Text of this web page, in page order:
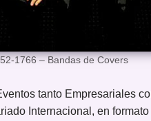
1766 – Bandas de Covers
tanto Empresariales
Internacional, en